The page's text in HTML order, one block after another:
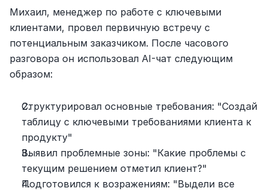
Михаил, менеджер по работе с ключевыми
клиентами, провел первичную встречу с
потенциальным заказчиком. После часового
разговора он использовал AI-чат следующим
образом:
Структурировал основные требования: "Создай
таблицу с ключевыми требованиями клиента к
продукту"
Выявил проблемные зоны: "Какие проблемы с
текущим решением отметил клиент?"
Подготовился к возражениям: "Выдели все